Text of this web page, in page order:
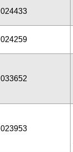
024433
024259
033652
023953